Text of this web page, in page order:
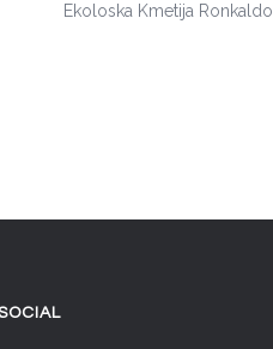
Ekoloska Kmetija Ronkaldo